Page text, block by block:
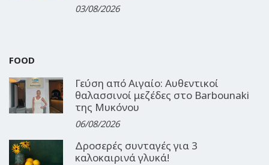
03/08/2026
FOOD
Γεύση από Αιγαίο: Αυθεντικοί
θαλασσινοί μεζέδες στο Barbounaki
της Μυκόνου
06/08/2026
Δροσερές συνταγές για 3
καλοκαιρινά γλυκά!